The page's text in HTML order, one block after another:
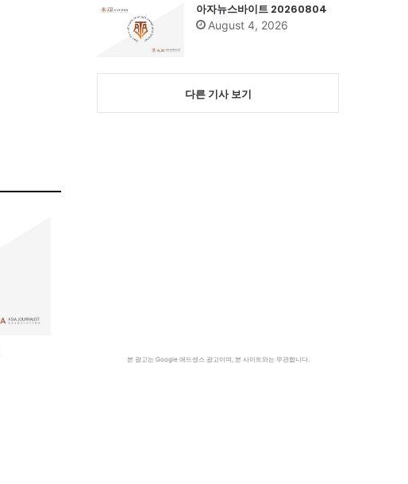
아자뉴스바이트 20260804
August 4, 2026
다른 기사 보기
본 광고는 Google 애드센스 광고이며, 본 사이트와는 무관합니다.